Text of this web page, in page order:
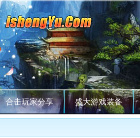
合击玩家分享 盛大游戏装备